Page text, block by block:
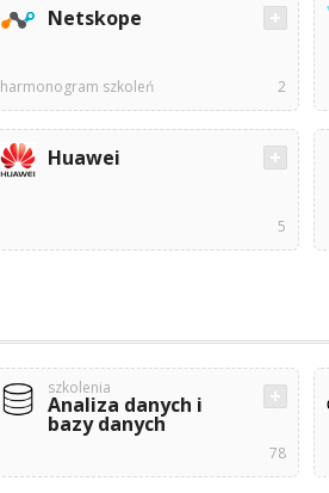
Netskope
harmonogram szkoleń 2
Huawei
5
szkolenia
Analiza danych i
bazy danych
78